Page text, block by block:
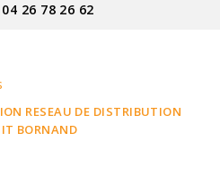
26 78 26 62
RESEAU DE DISTRIBUTION
BORNAND